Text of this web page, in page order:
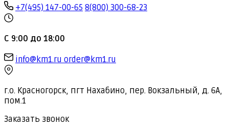
+7(495) 147-00-65 8(800) 300-68-23
С 9:00 до 18:00
info@km1.ru order@km1.ru
г.о. Красногорск, пгт Нахабино, пер. Вокзальный, д. 6А,
пом.1
Заказать звонок